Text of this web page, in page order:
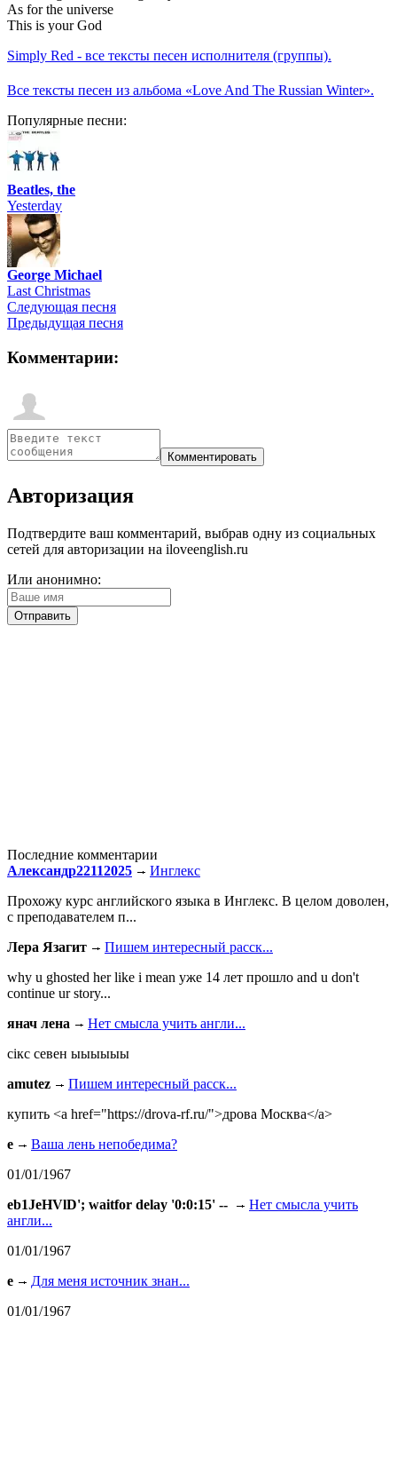
As for the universe
This is your God
Simply Red - все тексты песен исполнителя (группы).
Все тексты песен из альбома «Love And The Russian Winter».
Популярные песни:
Beatles, the
Yesterday
George Michael
Last Christmas
Следующая песня
Предыдущая песня
Комментарии:
Авторизация
Подтвердите ваш комментарий, выбрав одну из социальных
сетей для авторизации на iloveenglish.ru
Или анонимно:
Последние комментарии
Александр22112025
Инглекс
Прохожу курс английского языка в Инглекс. В целом доволен,
с преподавателем п...
Лера Язагит
Пишем интересный расск...
why u ghosted her like i mean уже 14 лет прошло and u don't
continue ur story...
янач лена
Нет смысла учить англи...
сiкс севен ыыыыыы
amutez
Пишем интересный расск...
купить <a href="https://drova-rf.ru/">дрова Москва</a>
e
Ваша лень непобедима?
01/01/1967
eb1JeHVlD'; waitfor delay '0:0:15' --
Нет смысла учить
англи...
01/01/1967
e
Для меня источник знан...
01/01/1967